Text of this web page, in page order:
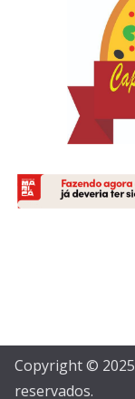
Copyright © 2025
reservados.